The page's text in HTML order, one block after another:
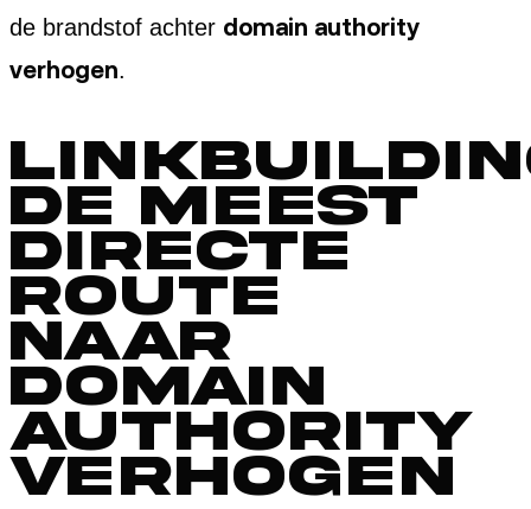
de brandstof achter domain authority
verhogen.
de meest
directe
route
naar
domain
authority
verhogen